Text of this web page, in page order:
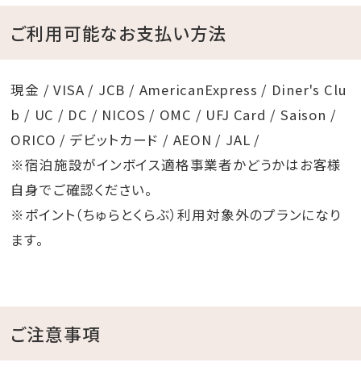
ご利用可能なお支払い方法
現金 / VISA / JCB / AmericanExpress / Diner's Clu
b / UC / DC / NICOS / OMC / UFJ Card / Saison /
ORICO / デビットカード / AEON / JAL /
※宿泊施設がインボイス適格事業者かどうかはお客様
自身でご確認ください。
※ポイント（ちゅらとくらぶ）利用対象外のプランになり
ます。
ご注意事項